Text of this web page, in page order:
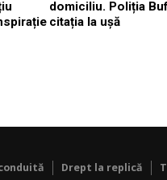
domiciliu. Poliția
citația la ușă
Drept la replică